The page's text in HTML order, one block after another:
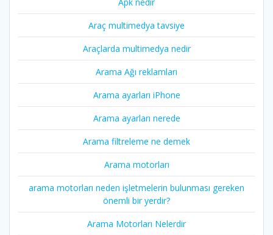
Araç multimedya tavsiye
Araçlarda multimedya nedir
Arama Ağı reklamları
Arama ayarları iPhone
Arama ayarları nerede
Arama filtreleme ne demek
Arama motorları
arama motorları neden işletmelerin bulunması gereken
önemli bir yerdir?
Arama Motorları Nelerdir